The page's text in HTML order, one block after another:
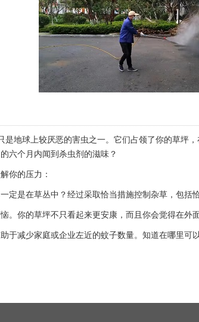
地球上较厌恶的害虫之一。它们占领了你的草坪
六个月内闻到杀虫剂的滋味？
你的压力：
定是在草丛中？经过采取恰当措施控制杂草，包括
。你的草坪不只看起来更安康，而且你会觉得在外
于减少家庭或企业左近的蚊子数量。知道在哪里可